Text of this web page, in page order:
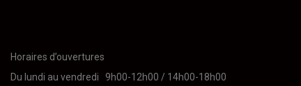
Horaires d’ouvertures
Du lundi au vendredi 9h00-12h00 / 14h00-18h00